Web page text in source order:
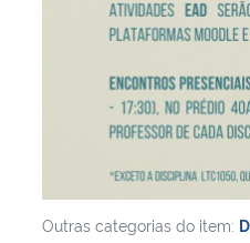
Ministério da Mulher, da Família e dos
Secretaria de Governo
Gabinete de Segurança Institucional
Outras categorias do item: